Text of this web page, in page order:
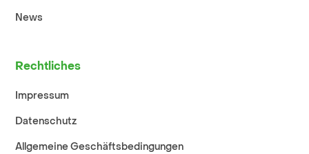
News
Rechtliches
Impressum
Datenschutz
Allgemeine Geschäftsbedingungen